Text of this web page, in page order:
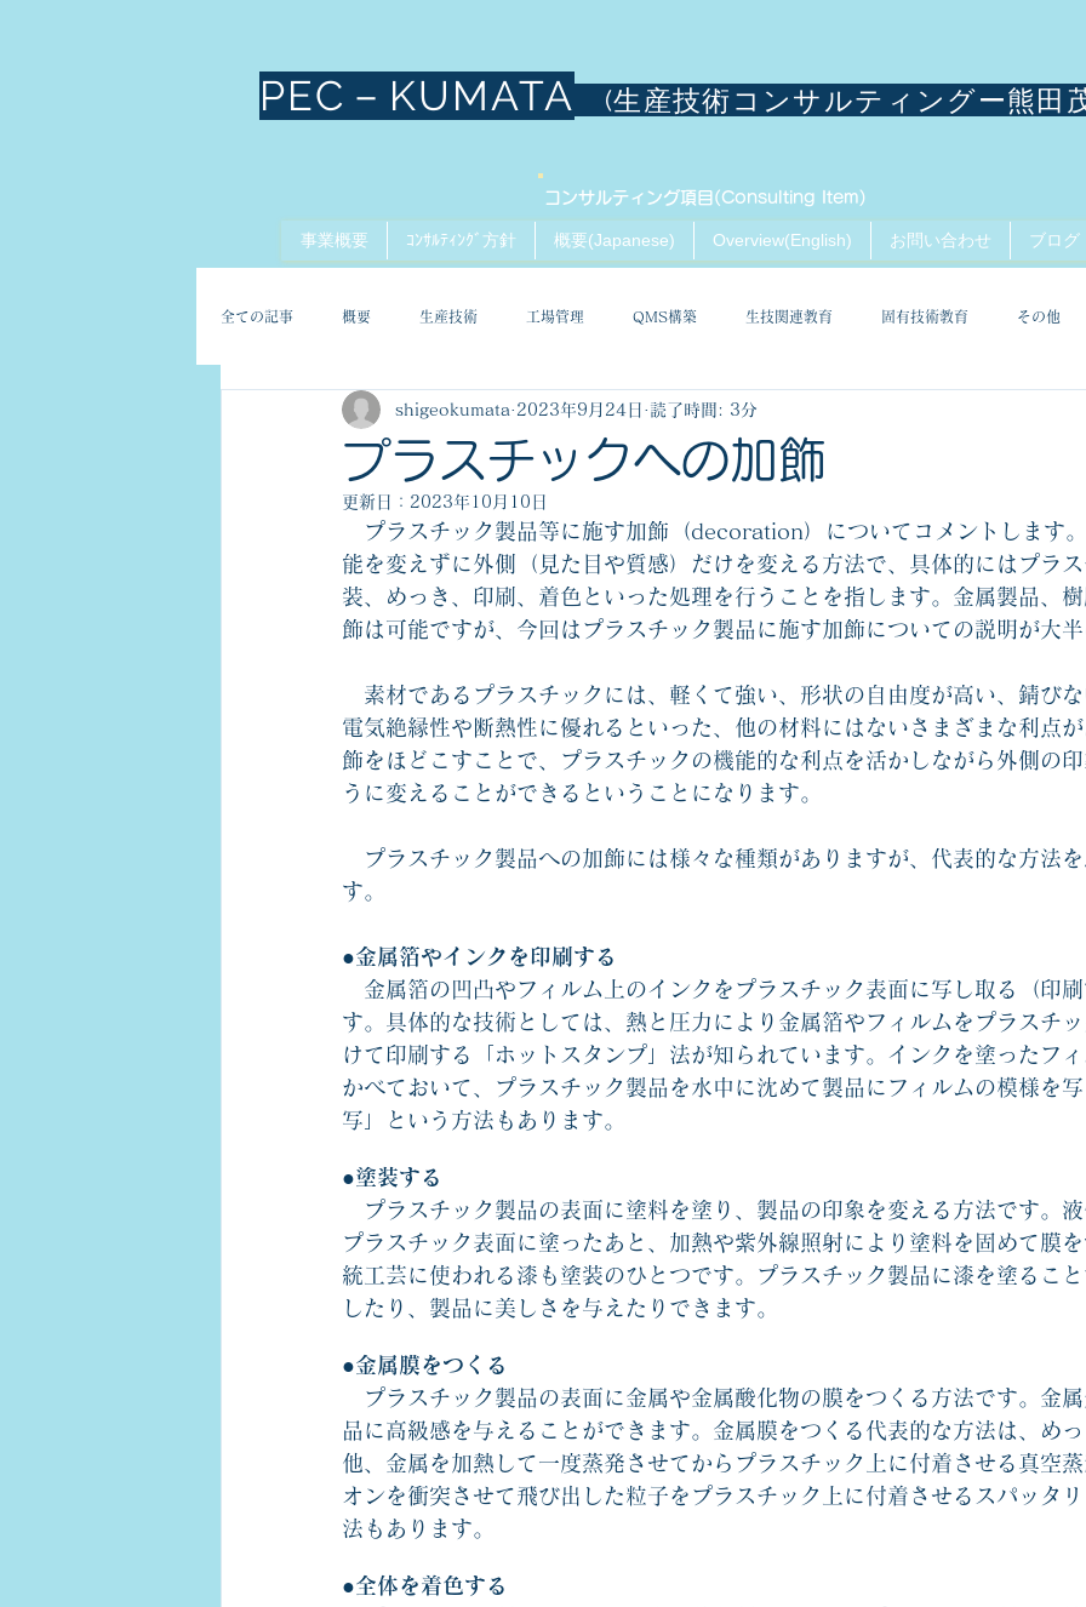
PEC－KUMATA (生産技術コンサルティングー熊田茂
コンサルティング項目(Consulting Item)
事業概要 ｺﾝｻﾙﾃｨﾝｸﾞ方針 概要(Japanese) Overview(English) お問い合わせ ブログ
全ての記事 概要 生産技術 工場管理 QMS構築 生技関連教育 固有技術教育 その他
プラスチックへの加飾
shigeokumata 2023年9月24日 読了時間: 3分
更新日： 2023年10月10日
プラスチック製品等に施す加飾（decoration）についてコメントします
能を変えずに外側（見た目や質感）だけを変える方法で、具体的にはプラ
装、めっき、印刷、着色といった処理を行うことを指します。金属製品、
飾は可能ですが、今回はプラスチック製品に施す加飾についての説明が大半
素材であるプラスチックには、軽くて強い、形状の自由度が高い、錆びな
電気絶縁性や断熱性に優れるといった、他の材料にはないさまざまな利点
飾をほどこすことで、プラスチックの機能的な利点を活かしながら外側の
うに変えることができるということになります。
プラスチック製品への加飾には様々な種類がありますが、代表的な方法を
す。
●金属箔やインクを印刷する
金属箔の凹凸やフィルム上のインクをプラスチック表面に写し取る（印
す。具体的な技術としては、熱と圧力により金属箔やフィルムをプラスチ
けて印刷する「ホットスタンプ」法が知られています。インクを塗ったフ
かべておいて、プラスチック製品を水中に沈めて製品にフィルムの模様を
写」という方法もあります。
●塗装する
プラスチック製品の表面に塗料を塗り、製品の印象を変える方法です。
プラスチック表面に塗ったあと、加熱や紫外線照射により塗料を固めて膜
統工芸に使われる漆も塗装のひとつです。プラスチック製品に漆を塗るこ
したり、製品に美しさを与えたりできます。
●金属膜をつくる
プラスチック製品の表面に金属や金属酸化物の膜をつくる方法です。金
品に高級感を与えることができます。金属膜をつくる代表的な方法は、め
他、金属を加熱して一度蒸発させてからプラスチック上に付着させる真空
オンを衝突させて飛び出した粒子をプラスチック上に付着させるスパッタ
法もあります。
●全体を着色する